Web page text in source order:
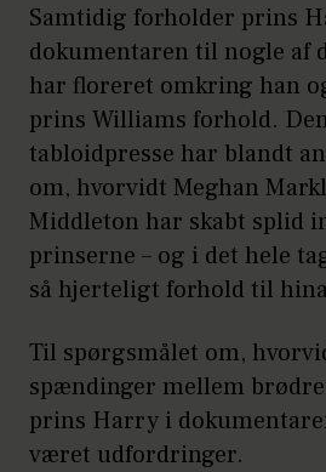
Samtidig forholder prins
dokumentaren til nogle af
har floreret omkring han
prins Williams forhold.
tabloidpresse har blandt
om, hvorvidt Meghan
Middleton har skabt splid
prinserne – og i det hele
så hjerteligt forhold til
Til spørgsmålet om,
spændinger mellem
prins Harry i
været udfordringer.